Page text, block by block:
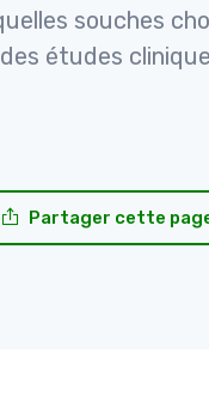
souches
études
Partager cette